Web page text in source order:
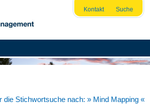
Kontakt Suche
die Stichwortsuche nach: » Mind Mapping «